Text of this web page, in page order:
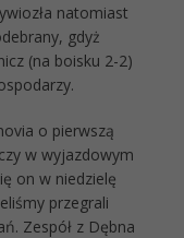
natomiast
gdyż
(na boisku 2-2)
o pierwszą
w wyjazdowym
on w niedzielę
przegrali
Zespół z Dębna